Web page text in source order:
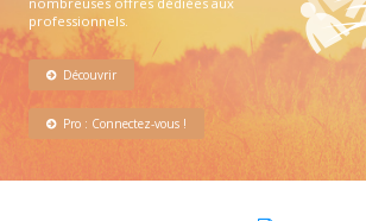
professionnels.
Découvrir
Pro : Connectez-vous !